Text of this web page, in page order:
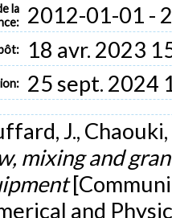
la
2012-01-01 -
18 avr. 2023
25 sept. 2024
J.,
mixing and
and